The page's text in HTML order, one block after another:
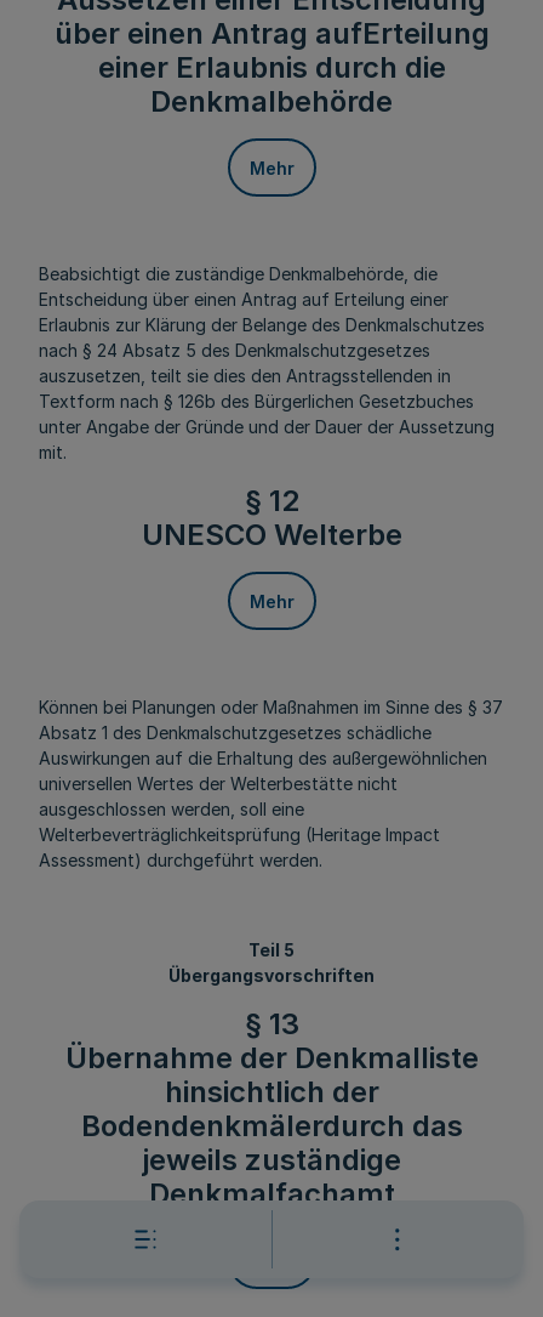
über einen Antrag aufErteilung
einer Erlaubnis durch die
Denkmalbehörde
Mehr
Beabsichtigt die zuständige Denkmalbehörde, die
Entscheidung über einen Antrag auf Erteilung einer
Erlaubnis zur Klärung der Belange des Denkmalschutzes
nach § 24 Absatz 5 des Denkmalschutzgesetzes
auszusetzen, teilt sie dies den Antragsstellenden in
Textform nach § 126b des Bürgerlichen Gesetzbuches
unter Angabe der Gründe und der Dauer der Aussetzung
mit.
§ 12
UNESCO Welterbe
Mehr
Können bei Planungen oder Maßnahmen im Sinne des § 37
Absatz 1 des Denkmalschutzgesetzes schädliche
Auswirkungen auf die Erhaltung des außergewöhnlichen
universellen Wertes der Welterbestätte nicht
ausgeschlossen werden, soll eine
Welterbeverträglichkeitsprüfung (Heritage Impact
Assessment) durchgeführt werden.
Teil 5
Übergangsvorschriften
§ 13
Übernahme der Denkmalliste
hinsichtlich der
Bodendenkmälerdurch das
jeweils zuständige
Denkmalfachamt